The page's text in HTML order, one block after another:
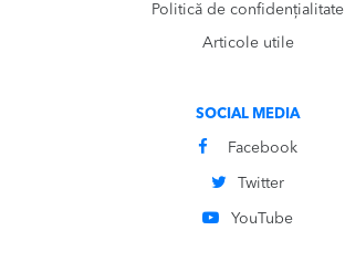
Politică de confidențialitate
Articole utile
SOCIAL MEDIA
Facebook
Twitter
YouTube